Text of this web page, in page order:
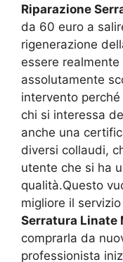
Riparazione
da 60 euro a
rigenerazione
essere
assolutamente
intervento
chi si interessa
anche una
diversi collaudi,
utente che si ha
qualità.Questo
migliore il
Serratura Linate
comprarla da
professionista